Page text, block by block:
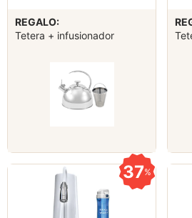
REGALO:
Tetera + infusionador
37%